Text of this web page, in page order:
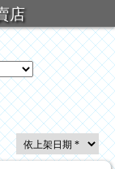
店